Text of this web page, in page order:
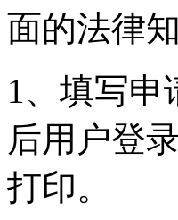
面的法律
1、填写申
后用户登
打印。